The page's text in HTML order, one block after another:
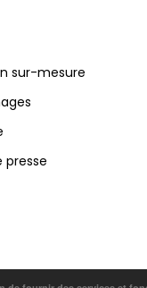
sur-mesure
presse